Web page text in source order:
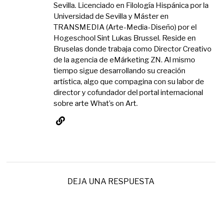
Sevilla. Licenciado en Filología Hispánica por la
Universidad de Sevilla y Máster en
TRANSMEDIA (Arte-Media-Diseño) por el
Hogeschool Sint Lukas Brussel. Reside en
Bruselas donde trabaja como Director Creativo
de la agencia de eMárketing ZN. Al mismo
tiempo sigue desarrollando su creación
artística, algo que compagina con su labor de
director y cofundador del portal internacional
sobre arte What’s on Art.
DEJA UNA RESPUESTA